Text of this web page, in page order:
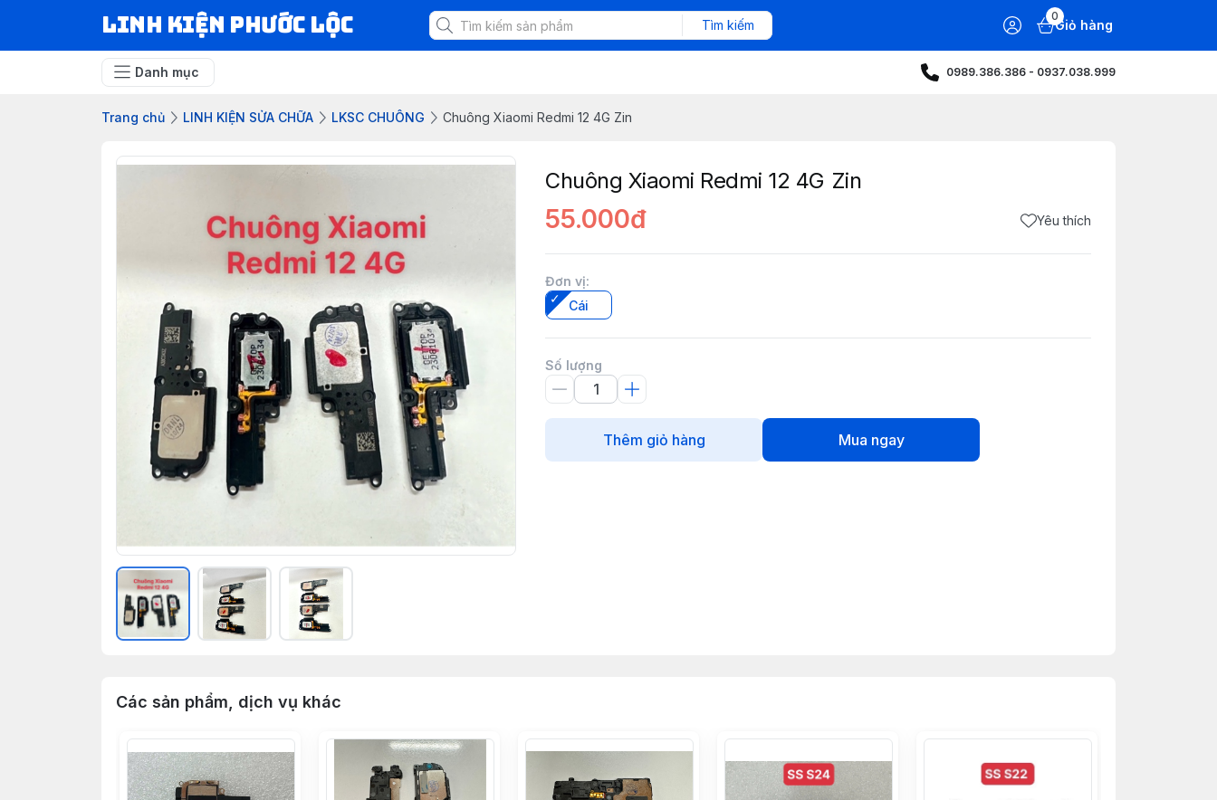
LINH KIỆN PHƯỚC LỘC Tìm kiếm
0
Giỏ hàng
Danh mục 0989.386.386 - 0937.038.999
Trang chủ LINH KIỆN SỬA CHỮA LKSC CHUÔNG Chuông Xiaomi Redmi 12 4G Zin
Chuông Xiaomi Redmi 12 4G Zin
55.000đ Yêu thích
Đơn vị:
Cái
Số lượng
Thêm giỏ hàng Mua ngay
Các sản phẩm, dịch vụ khác